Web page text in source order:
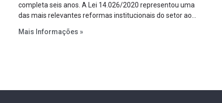
completa seis anos. A Lei 14.026/2020 representou uma
das mais relevantes reformas institucionais do setor ao
serviços, ampliar a participação da iniciativa privada,
Mais Informações »